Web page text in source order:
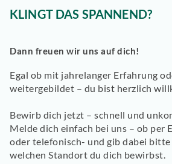
KLINGT DAS SPANNEND?
Dann freuen wir uns auf dich!
Egal ob mit jahrelanger Erfahrung
weitergebildet – du bist herzlich
Bewirb dich jetzt – schnell und
Melde dich einfach bei uns – ob per
oder telefonisch- und gib dabei bitte
welchen Standort du dich bewirbst.